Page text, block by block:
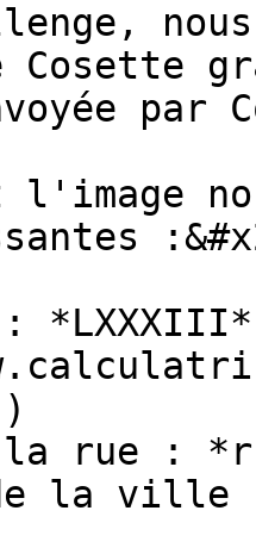
Cosette
par
l'image
:
la rue :
la ville